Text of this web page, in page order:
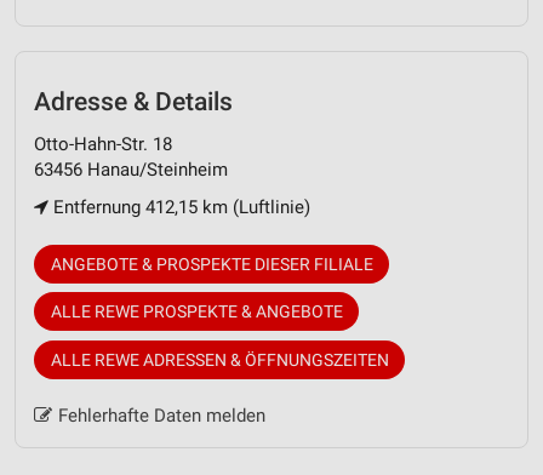
Adresse & Details
Otto-Hahn-Str. 18
63456 Hanau/Steinheim
Entfernung 412,15 km (Luftlinie)
ANGEBOTE & PROSPEKTE DIESER FILIALE
ALLE REWE PROSPEKTE & ANGEBOTE
ALLE REWE ADRESSEN & ÖFFNUNGSZEITEN
Fehlerhafte Daten melden